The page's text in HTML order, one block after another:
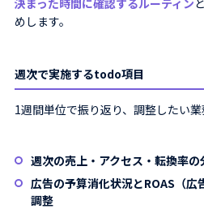
めします。
週次で実施するtodo項目
1週間単位で振り返り、調整したい業
週次の売上・アクセス・転換率の
広告の予算消化状況とROAS（
調整